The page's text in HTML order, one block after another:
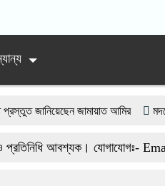
জামায়াত আমির মদনে
করতে হবে বলেছেন পররাষ্ট্র প্রতিমন্ত্রী
আবশ্যক। যোগাযোগঃ-